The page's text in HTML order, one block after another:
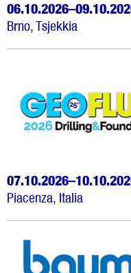
Brno, Tsjekkia
Piacenza, Italia